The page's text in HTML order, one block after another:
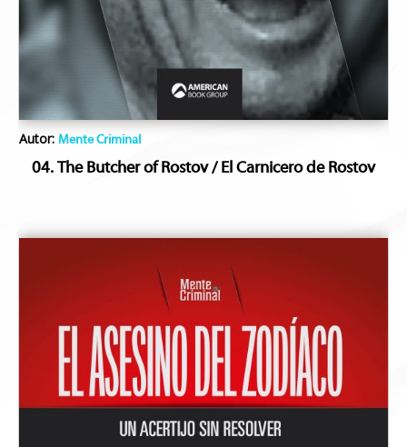
Autor:Mente Criminal
04. The Butcher of Rostov / El Carnicero de Rostov